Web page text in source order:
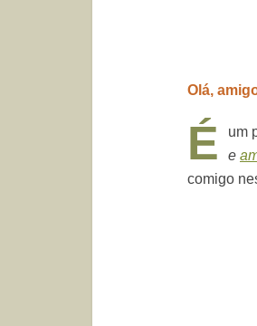
Olá,
É um
e
comigo